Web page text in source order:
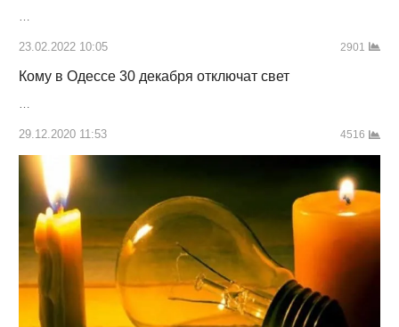
23.02.2022 10:05 2901
Кому в Одессе 30 декабря отключат свет
…
29.12.2020 11:53 4516